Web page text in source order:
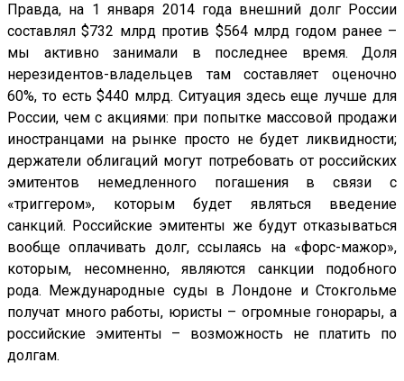
Правда, на 1 января 2014 года внешний долг России
составлял $732 млрд против $564 млрд годом ранее –
мы активно занимали в последнее время. Доля
нерезидентов-владельцев там составляет оценочно
60%, то есть $440 млрд. Ситуация здесь еще лучше для
России, чем с акциями: при попытке массовой продажи
иностранцами на рынке просто не будет ликвидности;
держатели облигаций могут потребовать от российских
эмитентов немедленного погашения в связи с
«триггером», которым будет являться введение
санкций. Российские эмитенты же будут отказываться
вообще оплачивать долг, ссылаясь на «форс-мажор»,
которым, несомненно, являются санкции подобного
рода. Международные суды в Лондоне и Стокгольме
получат много работы, юристы – огромные гонорары, а
российские эмитенты – возможность не платить по
долгам.